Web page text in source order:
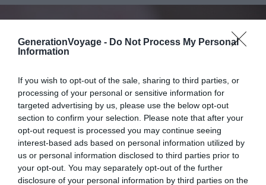
GenerationVoyage - Do Not Process My Personal
Information
If you wish to opt-out of the sale, sharing to third parties, or
processing of your personal or sensitive information for
targeted advertising by us, please use the below opt-out
section to confirm your selection. Please note that after your
opt-out request is processed you may continue seeing
interest-based ads based on personal information utilized by
us or personal information disclosed to third parties prior to
your opt-out. You may separately opt-out of the further
disclosure of your personal information by third parties on the